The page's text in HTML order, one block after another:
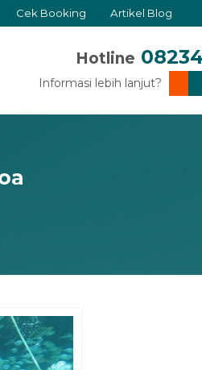
Cek Booking Artikel Blog
Hotline
Informasi lebih lanjut?